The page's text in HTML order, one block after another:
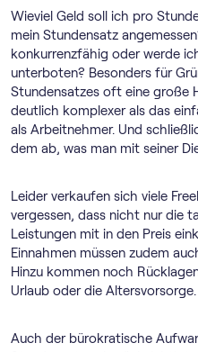
Wieviel Geld soll ich pro
mein Stundensatz
konkurrenzfähig oder werde
unterboten? Besonders für
Stundensatzes oft eine große
deutlich komplexer als das
als Arbeitnehmer. Und
dem ab, was man mit seiner
Leider verkaufen sich viele
vergessen, dass nicht nur die
Leistungen mit in den Preis
Einnahmen müssen zudem
Hinzu kommen noch
Urlaub oder die Altersvorsorge.
Auch der bürokratische